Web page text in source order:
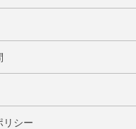
リシー